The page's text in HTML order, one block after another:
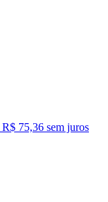
R$ 75,36 sem juros